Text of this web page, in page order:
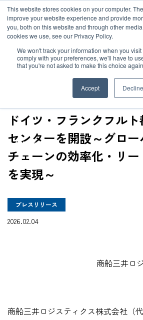
This website stores cookies on your computer.
improve your website experience and provide
you, both on this website and through other
cookies we use, see our Privacy Policy.
We won't track your information when you
comply with your preferences, we'll have to
that you're not asked to make this choice
Accept Decline
お知らせ
グローバルネットワーク
企業情報
採用情報
サービス
お客様事例
お知らせ
TOP ニュース ドイツ・フランクフルト都
ドイツ・フランクフル
センターを開設～グロ
チェーンの効率化・リ
を実現～
プレスリリース
2026.02.04
商船三井ロ
商船三井ロジスティクス株式会社（